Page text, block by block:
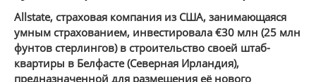
Allstate, страховая компания из США, занимающаяся
умным страхованием, инвестировала €30 млн (25 млн
фунтов стерлингов) в строительство своей штаб-
квартиры в Белфасте (Северная Ирландия),
предназначенной для размещения её нового